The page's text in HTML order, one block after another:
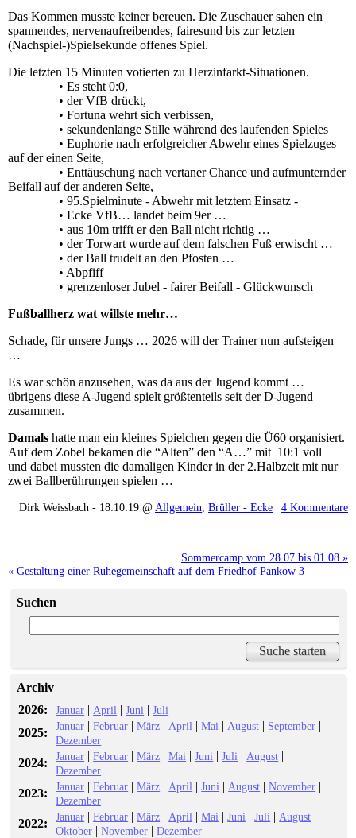
Das Kommen musste keiner bereuen. Die Zuschauer sahen ein
spannendes, nervenaufreibendes, fairesund bis zur letzten
(Nachspiel-)Spielsekunde offenes Spiel.
Die letzten 15 Minuten votierten zu Herzinfarkt-Situationen.
• Es steht 0:0,
• der VfB drückt,
• Fortuna wehrt sich verbissen,
• sekundenlange Stille während des laufenden Spieles
• Euphorie nach erfolgreicher Abwehr eines Spielzuges
auf der einen Seite,
• Enttäuschung nach vertaner Chance und aufmunternder
Beifall auf der anderen Seite,
• 95.Spielminute - Abwehr mit letztem Einsatz -
• Ecke VfB… landet beim 9er …
• aus 10m trifft er den Ball nicht richtig …
• der Torwart wurde auf dem falschen Fuß erwischt …
• der Ball trudelt an den Pfosten …
• Abpfiff
• grenzenloser Jubel - fairer Beifall - Glückwunsch
Fußballherz wat willste mehr…
Schade, für unsere Jungs … 2026 will der Trainer nun aufsteigen
…
Es war schön anzusehen, was da aus der Jugend kommt …
übrigens diese A-Jugend spielt größtenteils seit der D-Jugend
zusammen.
Damals hatte man ein kleines Spielchen gegen die Ü60 organisiert.
Auf dem Zobel bekamen die “Alten” den “A…” mit 10:1 voll
und dabei mussten die damaligen Kinder in der 2.Halbzeit mit nur
zwei Ballberührungen spielen …
Dirk Weissbach - 18:10:19 @ Allgemein Brüller - Ecke | 4 Kommentare
Sommercamp vom 28.07 bis 01.08 »
« Gestaltung einer Ruhegemeinschaft auf dem Friedhof Pankow 3
Suchen
Archiv
2026:
Januar | April |Juni |Juli
2025: Januar |Februar |März | April |Mai | August | September |
Dezember
2024: Januar |Februar |März |Mai |Juni |Juli | August |
Dezember
2023: Januar |Februar |März | April |Juni | August |November |
Dezember
2022: Januar |Februar |März | April |Mai |Juni |Juli | August |
Oktober |November |Dezember